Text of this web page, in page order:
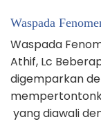
Waspada
Waspada
Athif, Lc
digemparkan
yang diawali